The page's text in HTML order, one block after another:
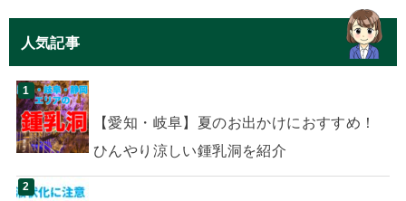
人気記事
【愛知・岐阜】夏のお出かけにおすすめ！
ひんやり涼しい鍾乳洞を紹介